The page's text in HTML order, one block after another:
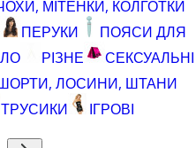
МІТЕНКИ, КОЛГОТКИ
ПЕРУКИ
ПОЯСИ ДЛЯ
РІЗНЕ
СЕКСУАЛЬНІ
ШОРТИ, ЛОСИНИ, ШТАНИ
ТРУСИКИ
ІГРОВІ